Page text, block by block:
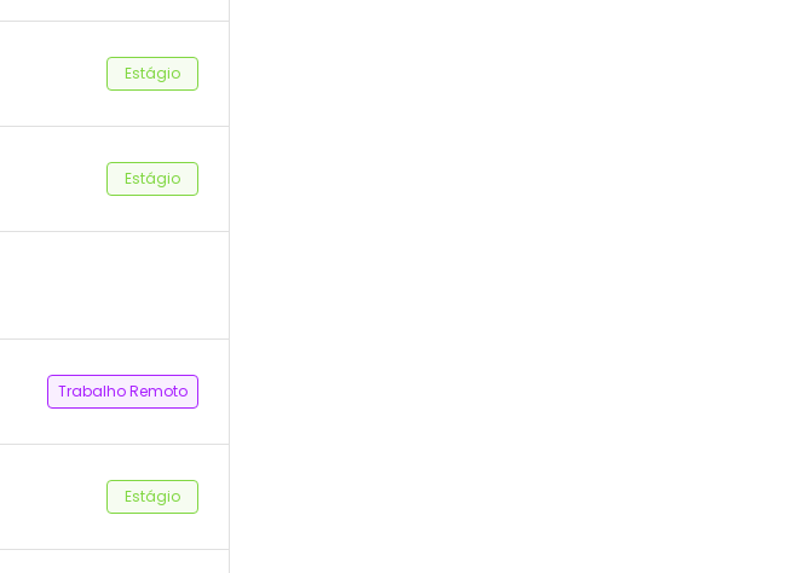
Estágio
Estágio
Trabalho Remoto
Estágio